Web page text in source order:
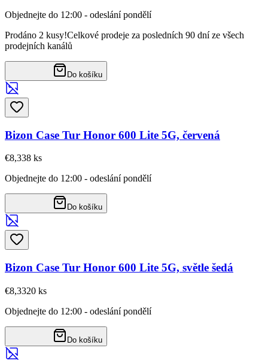
Objednejte do 12:00 - odeslání pondělí
Prodáno 2 kusy!Celkové prodeje za posledních 90 dní ze všech
prodejních kanálů
Do košíku
Bizon Case Tur Honor 600 Lite 5G, červená
€8,338 ks
Objednejte do 12:00 - odeslání pondělí
Do košíku
Bizon Case Tur Honor 600 Lite 5G, světle šedá
€8,3320 ks
Objednejte do 12:00 - odeslání pondělí
Do košíku